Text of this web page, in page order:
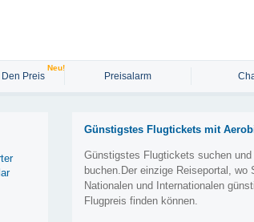
Den Preis
Neu!
Preisalarm
Günstigstes Flugtickets mit
Günstigstes Flugtickets suchen und
buchen.Der einzige Reiseportal, wo
Nationalen und Internationalen
Flugpreis finden können.